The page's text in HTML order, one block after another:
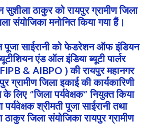
सुशीला ठाकुर को रायपुर ग्रामीण जिला
संयोजिका मनोनित किया गया हैं।
पूजा साईरानी को फेडरेशन ऑफ इंडियन
एंड ऑल इंडिया ब्यूटी पार्लर
& AIBPO ) की रायपुर महानगर
ग्रामीण जिला इकाई की कार्यकारिणी
लिए “जिला पर्यवेक्षक” नियुक्त किया
श्रीमती पूजा साईरानी तथा
ठाकुर जिला संयोजिका रायपुर ग्रामीण